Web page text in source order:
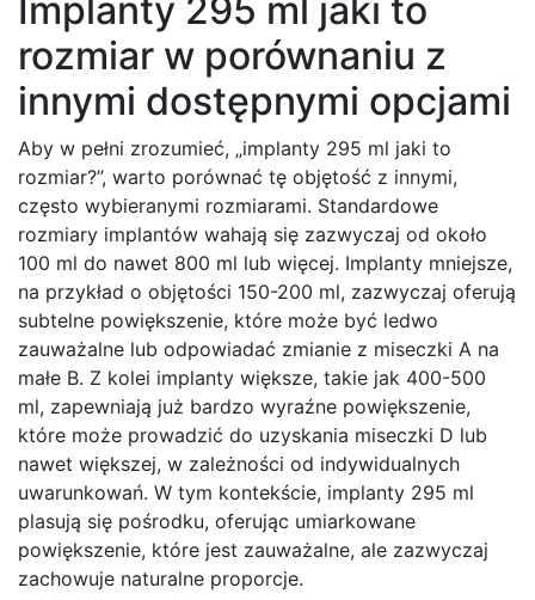
Implanty 295 ml jaki to
rozmiar w porównaniu z
innymi dostępnymi opcjami
Aby w pełni zrozumieć, „implanty 295 ml jaki to
rozmiar?”, warto porównać tę objętość z innymi,
często wybieranymi rozmiarami. Standardowe
rozmiary implantów wahają się zazwyczaj od około
100 ml do nawet 800 ml lub więcej. Implanty mniejsze,
na przykład o objętości 150-200 ml, zazwyczaj oferują
subtelne powiększenie, które może być ledwo
zauważalne lub odpowiadać zmianie z miseczki A na
małe B. Z kolei implanty większe, takie jak 400-500
ml, zapewniają już bardzo wyraźne powiększenie,
które może prowadzić do uzyskania miseczki D lub
nawet większej, w zależności od indywidualnych
uwarunkowań. W tym kontekście, implanty 295 ml
plasują się pośrodku, oferując umiarkowane
powiększenie, które jest zauważalne, ale zazwyczaj
zachowuje naturalne proporcje.